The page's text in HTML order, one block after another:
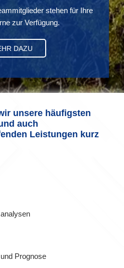
stehen für Ihre
zur Verfügung.
DAZU
unsere häufigsten
auch
Leistungen kurz
Prognose